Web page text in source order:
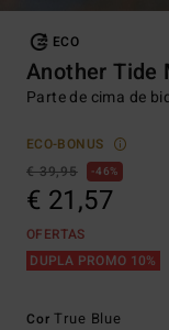
ECO
Another Tide
Parte de cima de
ECO-BONUS
€ 39,95
46%
€ 21,57
OFERTAS
DUPLA PROMO 10%
CorTrue Blue